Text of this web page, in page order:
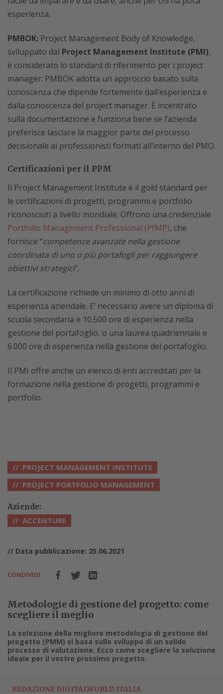
esperienza.
PMBOK: Project Management Body of Knowledge,
sviluppato dal Project Management Institute (PMI),
è considerato lo standard di riferimento per i project
manager. PMBOK adotta un approccio basato sulla
conoscenza che dipende fortemente dall’esperienza e
dalla conoscenza del project manager. È incentrato
sulla documentazione e funziona bene se l’azienda
preferisce lasciare la maggior parte del processo
decisionale ai professionisti formati all’interno del PMO.
Certificazioni per il PPM
Il Project Management Institute è il gold standard per
le certificazioni di progetti, programmi e portfolio
riconosciuti a livello mondiale. Offrono una credenziale
Portfolio Management Professional (PfMP), che
fornisce “competenze avanzate nella gestione
coordinata di uno o più portafogli per raggiungere
obiettivi strategici”.
La certificazione richiede un minimo di otto anni di
esperienza aziendale. E’ necessario avere un diploma di
scuola secondaria e 10.500 ore di esperienza nella
gestione del portafoglio, o una laurea quadriennale e
6.000 ore di esperienza nella gestione del portafoglio.
Il PMI offre anche un elenco di enti accreditati per la
formazione nella gestione di progetti, programmi e
portfolio.
PROJECT MANAGEMENT INSTITUTE
PROJECT PORTFOLIO MANAGEMENT
Aziende:
ACCENTURE
// Data pubblicazione: 25.06.2021
CONDIVIDI:
Metodologie di gestione del progetto: come
scegliere il meglio
La selezione della migliore metodologia di gestione del
progetto (PMM) si basa sullo sviluppo di un solido
processo di valutazione. Ecco come scegliere la soluzione
ideale per il vostro prossimo progetto.
REDAZIONE DIGITALWORLD ITALIA